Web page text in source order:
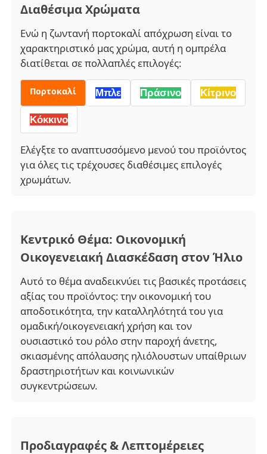
Διαθέσιμα Χρώματα
Ενώ η ζωντανή πορτοκαλί απόχρωση είναι το
χαρακτηριστικό μας χρώμα, αυτή η ομπρέλα
διατίθεται σε πολλαπλές επιλογές:
Πορτοκαλί Μπλε Πράσινο Κίτρινο
Κόκκινο
Ελέγξτε το αναπτυσσόμενο μενού του προϊόντος
για όλες τις τρέχουσες διαθέσιμες επιλογές
χρωμάτων.
Κεντρικό Θέμα: Οικονομική
Οικογενειακή Διασκέδαση στον Ήλιο
Αυτό το θέμα αναδεικνύει τις βασικές προτάσεις
αξίας του προϊόντος: την οικονομική του
αποδοτικότητα, την καταλληλότητά του για
ομαδική/οικογενειακή χρήση και τον
ουσιαστικό του ρόλο στην παροχή άνετης,
σκιασμένης απόλαυσης ηλιόλουστων υπαίθριων
δραστηριοτήτων και κοινωνικών
συγκεντρώσεων.
Προδιαγραφές & Λεπτομέρειες